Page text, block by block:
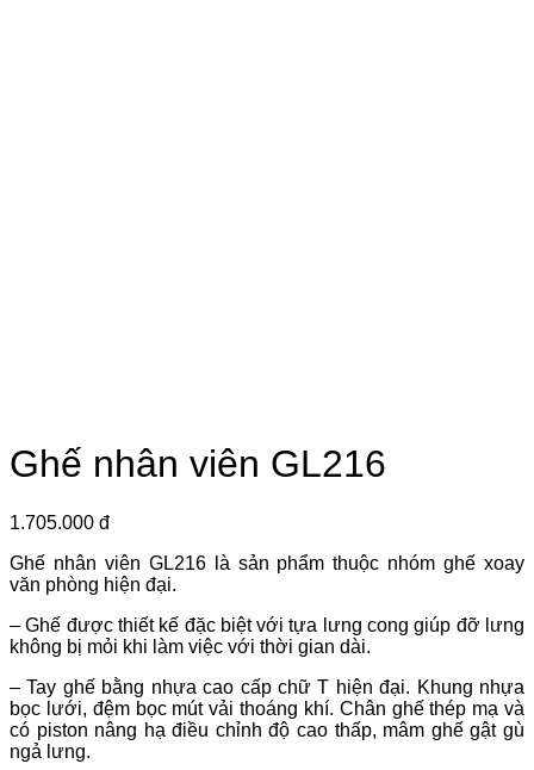
Ghế nhân viên GL216
1.705.000 đ
Ghế nhân viên GL216 là sản phẩm thuộc nhóm ghế xoay
văn phòng hiện đại.
– Ghế được thiết kế đặc biệt với tựa lưng cong giúp đỡ lưng
không bị mỏi khi làm việc với thời gian dài.
– Tay ghế bằng nhựa cao cấp chữ T hiện đại. Khung nhựa
bọc lưới, đệm bọc mút vải thoáng khí. Chân ghế thép mạ và
có piston nâng hạ điều chỉnh độ cao thấp, mâm ghế gật gù
ngả lưng.